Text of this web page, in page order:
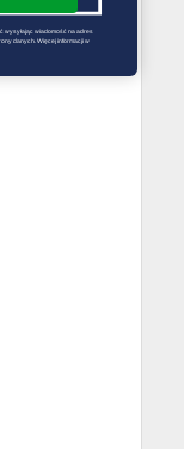
wysyłając wiadomość na adres
danych. Więcej informacji w